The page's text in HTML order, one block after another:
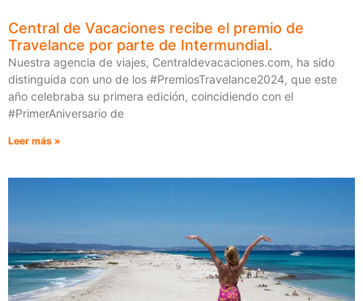
Central de Vacaciones recibe el premio de
Travelance por parte de Intermundial.
Nuestra agencia de viajes, Centraldevacaciones.com, ha sido
distinguida con uno de los #PremiosTravelance2024, que este
año celebraba su primera edición, coincidiendo con el
#PrimerAniversario de
Leer más »